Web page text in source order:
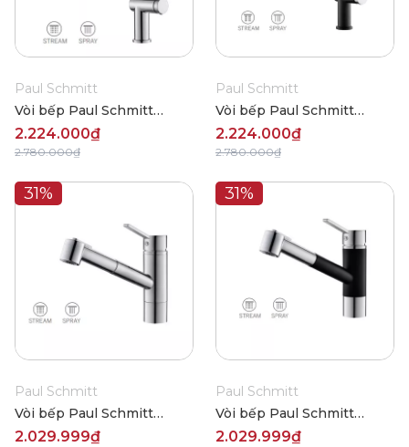
Paul Schmitt
Vòi bếp Paul Schmitt
PA312K
2.224.000₫
2.780.000₫
Paul Schmitt
Vòi bếp Paul Schmitt
PA312KCB
2.224.000₫
2.780.000₫
31%
Paul Schmitt
Vòi bếp Paul Schmitt
PA310K
2.029.999₫
31%
Paul Schmitt
Vòi bếp Paul Schmitt
PA310KCB
2.029.999₫